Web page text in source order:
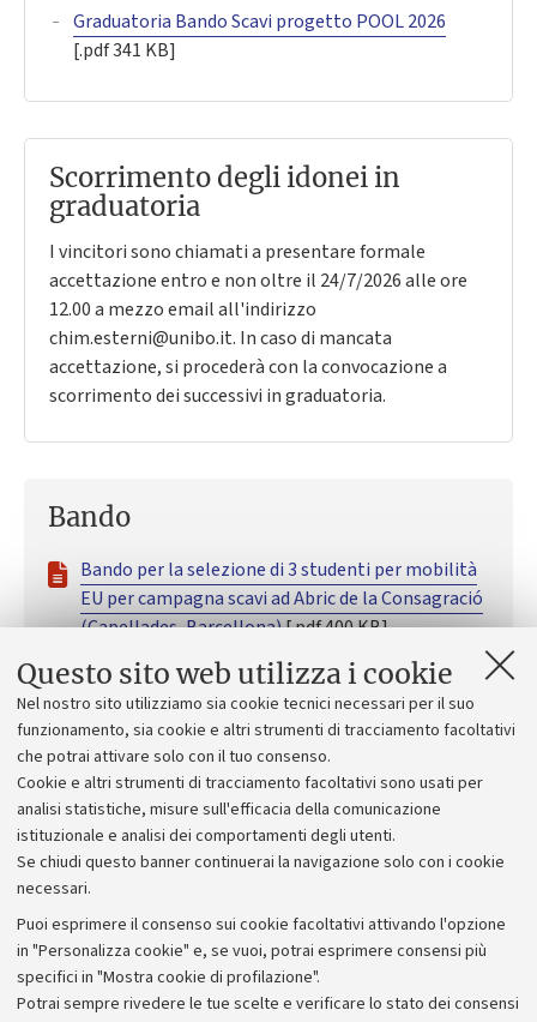
Questo sito web utilizza i cookie
Nel nostro sito utilizziamo sia cookie tecnici necessari per il suo
funzionamento, sia cookie e altri strumenti di tracciamento facoltativi
che potrai attivare solo con il tuo consenso.
Cookie e altri strumenti di tracciamento facoltativi sono usati per
analisi statistiche, misure sull'efficacia della comunicazione
istituzionale e analisi dei comportamenti degli utenti.
Se chiudi questo banner continuerai la navigazione solo con i cookie
necessari.
Puoi esprimere il consenso sui cookie facoltativi attivando l'opzione
in "Personalizza cookie" e, se vuoi, potrai esprimere consensi più
specifici in "Mostra cookie di profilazione".
Potrai sempre rivedere le tue scelte e verificare lo stato dei consensi
Graduatoria Bando Scavi progetto POOL 2026
[.pdf 341 KB]
Scorrimento degli idonei in
graduatoria
I vincitori sono chiamati a presentare formale
accettazione entro e non oltre il 24/7/2026 alle ore
12.00 a mezzo email all'indirizzo
chim.esterni@unibo.it. In caso di mancata
accettazione, si procederà con la convocazione a
scorrimento dei successivi in graduatoria.
Bando
Bando per la selezione di 3 studenti per mobilità
EU per campagna scavi ad Abric de la Consagració
(Capellades, Barcellona)[.pdf 400 KB]
Tracce delle prove
La procedura non prevede prove